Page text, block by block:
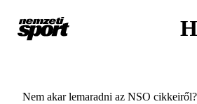
Nem akar lemaradni az NSO